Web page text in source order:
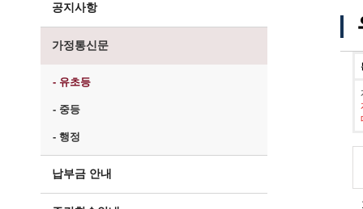
공지사항
가정통신문
- 유초등
- 중등
- 행정
납부금 안내